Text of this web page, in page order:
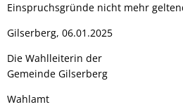
Einspruchsgründe nicht mehr
Gilserberg, 06.01.2025
Die Wahlleiterin der
Gemeinde Gilserberg
Wahlamt